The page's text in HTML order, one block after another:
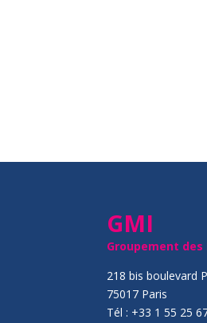
GMI
Groupement
218 bis boulevard
75017 Paris
Tél : +33 1 55 25